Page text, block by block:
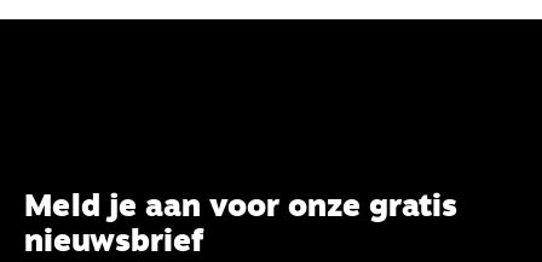
Meld je aan voor onze gratis
nieuwsbrief